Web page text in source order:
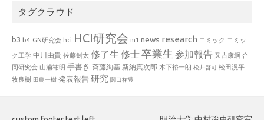
タグクラウド
b3 b4 GN研究会 hci HCI研究会 m1 news research コミック コミッ
ク工学 中川由貴 佐藤剣太 修了生 修士卒業生 参加報告 又吉康綱 合
同研究会 山浦祐明 手書き 斉藤絢基 新納真次郎 木下裕一朗 松井啓司 松田滉平
牧良樹 田島一樹 発表報告 研究 関口祐豊